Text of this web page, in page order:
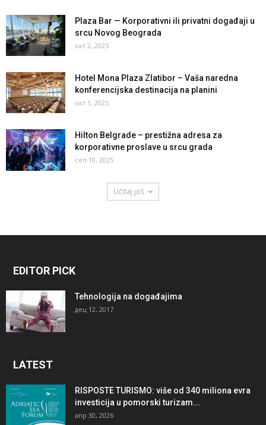
Plaza Bar — Korporativni ili privatni događaji u
srcu Novog Beograda
окт 2, 2025
Hotel Mona Plaza Zlatibor – Vaša naredna
konferencijska destinacija na planini
окт 1, 2025
Hilton Belgrade – prestižna adresa za
korporativne proslave u srcu grada
сеп 10, 2025
Učitaj još
EDITOR PICK
Tehnologija na događajima
дец 12, 2017
LATEST
RISPOSTE TURISMO: više od 340 miliona evra
investicija u pomorski turizam...
апр 30, 2026